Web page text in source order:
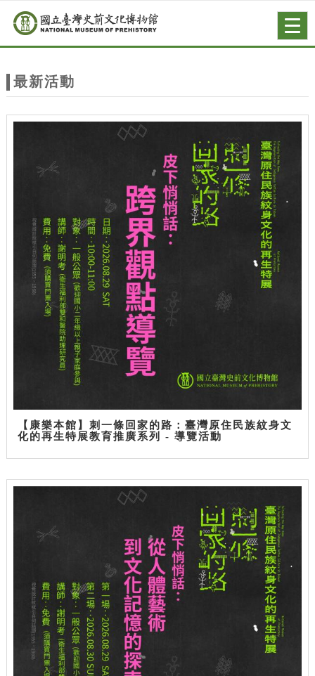
站
主
跳到主要內容
網站導覽
最新活動
【康樂本館】刺一條回家的路：臺灣原住民族紋身文
化的再生特展教育推廣系列 - 導覽活動